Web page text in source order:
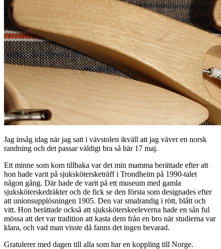
Jag insåg idag när jag satt i vävstolen ikväll att jag väver en norsk
randning och det passar väldigt bra så här 17 maj.
Ett minne som kom tillbaka var det min mamma berättade efter att
hon hade varit på sjukskötersketräff i Trondheim på 1990-talet
någon gång. Där hade de varit på ett museum med gamla
sjuksköterskedräkter och de fick se den första som designades efter
att unionsupplösningen 1905. Den var smalrandig i rött, blått och
vitt. Hon berättade också att sjuksköterskeeleverna hade en sån ful
mössa att det var tradition att kasta dem från en bro när studierna var
klara, och vad man visste då fanns det ingen bevarad.
Gratulerer med dagen till alla som har en koppling till Norge.